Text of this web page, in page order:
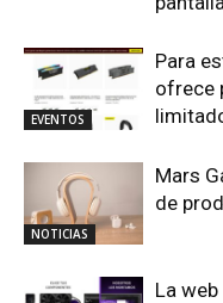
EVENTOS
Para
ofrece
NOTICIAS
Mars
de
La